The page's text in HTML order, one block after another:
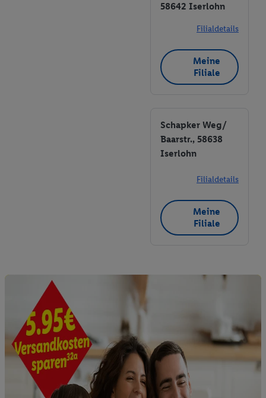
58642 Iserlohn
Filialdetails
Meine
Filiale
Schapker Weg/
Baarstr., 58638
Iserlohn
Filialdetails
Meine
Filiale